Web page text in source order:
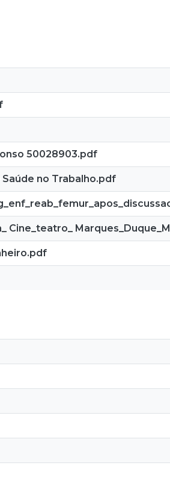
50028903.pdf
no Trabalho.pdf
Cine_teatro_